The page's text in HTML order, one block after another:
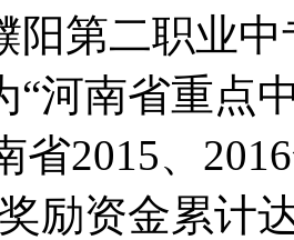
阳第二职业
“河南省重点
省2015、
励资金累计